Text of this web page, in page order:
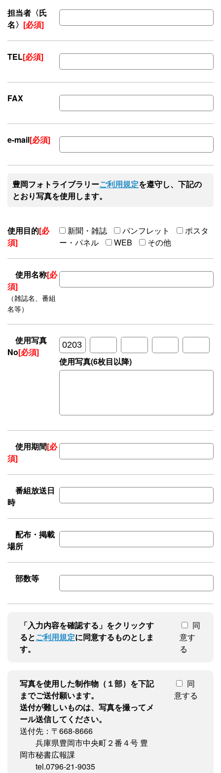
担当者〈氏
名〉 [必須]
TEL[必須]
FAX
e-mail[必須]
豊岡フォトライブラリーご利用規定を遵守し、下記の
とおり写真を使用します。
使用目的[必
須]
新聞・雑誌 パンフレット
ポスタ
ー・パネル
WEB その他
使用名称[必
須]
（雑誌名、番組
名等）
使用写真
No[必須]
使用写真(6枚目以降)
使用期間[必
須]
番組放送日
時
配布・掲載
場所
部数等
「入力内容を確認する」をクリックす
るとご利用規定に同意するものとしま
す。
同
意す
る
写真を使用した制作物（１部）を下記
までご送付願います。
送付が難しいものは、写真を撮ってメ
ール送信してください。
送付先：〒668-8666
兵庫県豊岡市中央町２番４号 豊
岡市秘書広報課
tel.0796-21-9035
同
意する